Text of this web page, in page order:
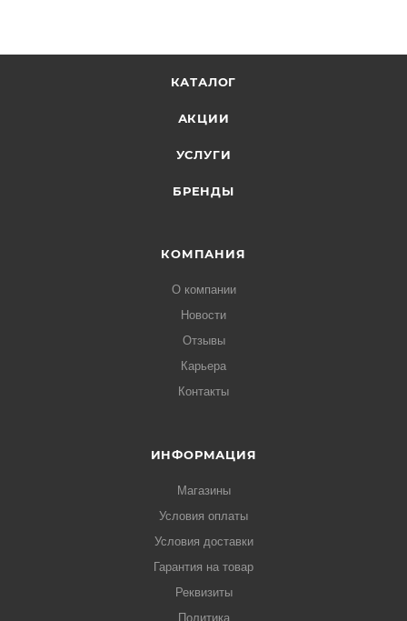
КАТАЛОГ
АКЦИИ
УСЛУГИ
БРЕНДЫ
КОМПАНИЯ
О компании
Новости
Отзывы
Карьера
Контакты
ИНФОРМАЦИЯ
Магазины
Условия оплаты
Условия доставки
Гарантия на товар
Реквизиты
Политика